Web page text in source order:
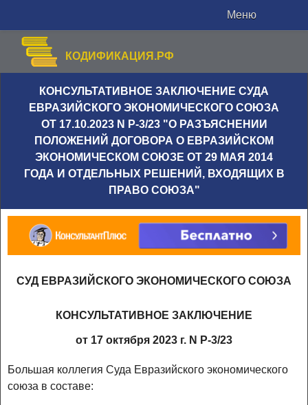
Меню
КОДИФИКАЦИЯ.РФ
КОНСУЛЬТАТИВНОЕ ЗАКЛЮЧЕНИЕ СУДА
ЕВРАЗИЙСКОГО ЭКОНОМИЧЕСКОГО СОЮЗА
ОТ 17.10.2023 N Р-3/23 "О РАЗЪЯСНЕНИИ
ПОЛОЖЕНИЙ ДОГОВОРА О ЕВРАЗИЙСКОМ
ЭКОНОМИЧЕСКОМ СОЮЗЕ ОТ 29 МАЯ 2014
ГОДА И ОТДЕЛЬНЫХ РЕШЕНИЙ, ВХОДЯЩИХ В
ПРАВО СОЮЗА"
СУД ЕВРАЗИЙСКОГО ЭКОНОМИЧЕСКОГО СОЮЗА
КОНСУЛЬТАТИВНОЕ ЗАКЛЮЧЕНИЕ
от 17 октября 2023 г. N Р-3/23
Большая коллегия Суда Евразийского экономического
союза в составе: